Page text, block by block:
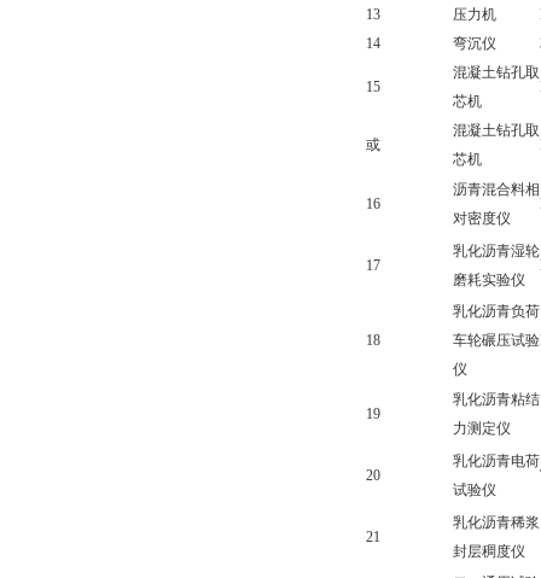
13 压力机
14
弯沉仪
15
混凝土钻孔取
芯机
或
混凝土钻孔取
芯机
16
沥青混合料相
对密度仪
17
乳化沥青湿轮
磨耗实验仪
18
乳化沥青负荷
车轮碾压试验
仪
19
乳化沥青粘结
力测定仪
20
乳化沥青电荷
试验仪
21
乳化沥青稀浆
封层稠度仪